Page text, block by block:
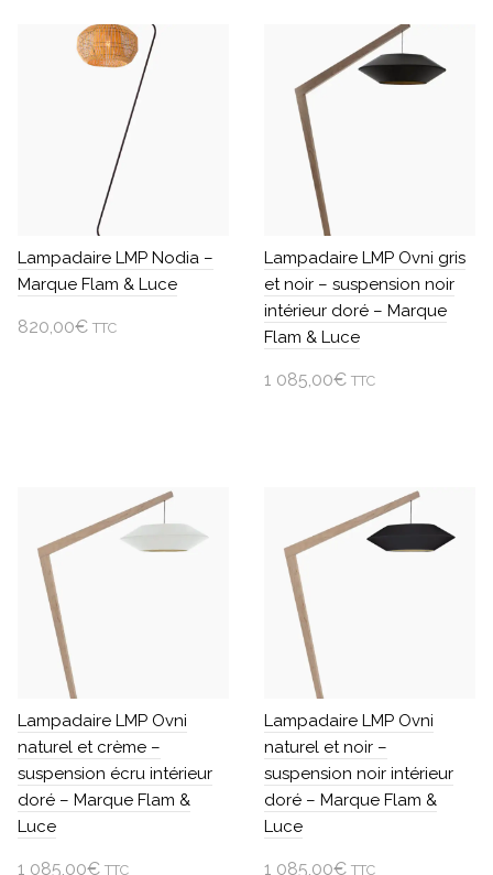
Lampadaire LMP Nodia –
Marque Flam & Luce
820,00€ TTC
Lampadaire LMP Ovni gris
et noir – suspension noir
intérieur doré – Marque
Flam & Luce
1 085,00€ TTC
Lampadaire LMP Ovni
naturel et crème –
suspension écru intérieur
doré – Marque Flam &
Luce
1 085,00€ TTC
Lampadaire LMP Ovni
naturel et noir –
suspension noir intérieur
doré – Marque Flam &
Luce
1 085,00€ TTC